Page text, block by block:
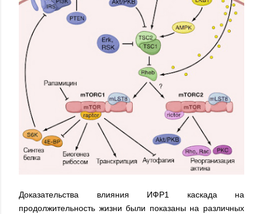
Доказательства влияния ИФР1 каскада на
продолжительность жизни были показаны на различных